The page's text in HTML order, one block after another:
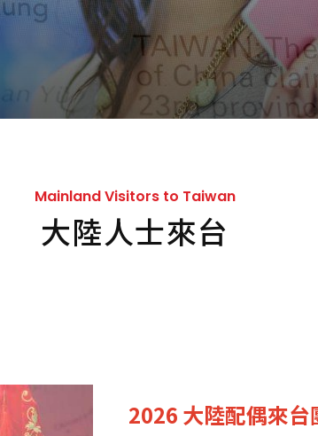
Mainland Visitors to Taiwan
大陸人士來台
2026 大陸配偶來